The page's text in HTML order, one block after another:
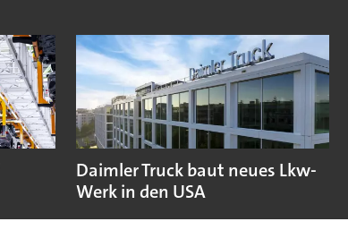
Daimler Truck baut neues Lkw-
Werk in den USA